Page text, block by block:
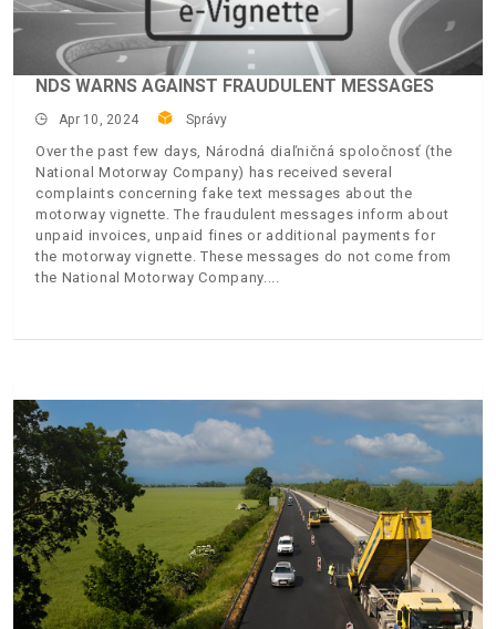
NDS WARNS AGAINST FRAUDULENT MESSAGES
Apr 10, 2024 Správy
Over the past few days, Národná diaľničná spoločnosť (the
National Motorway Company) has received several
complaints concerning fake text messages about the
motorway vignette. The fraudulent messages inform about
unpaid invoices, unpaid fines or additional payments for
the motorway vignette. These messages do not come from
the National Motorway Company.